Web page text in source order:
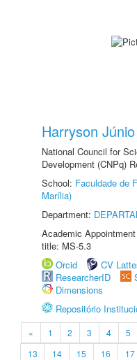
Harryson
National Council for
Development (CNPq)
School: Faculdade de
Marília)
Department:
Academic
title: MS-5.3
Orcid
CV
ResearcherID
Dimensions
Repositório
« 1 2 3 4 5
13
14 15 16 17